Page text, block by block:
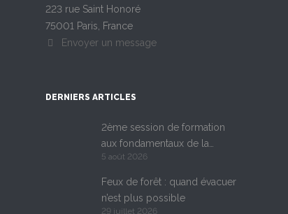
223 rue Saint Honoré
75001 Paris, France
Envoyer un message
DERNIERS ARTICLES
2ème session de formation
aux fondamentaux de la
conception des bunkers
5 août 2026
Feux de forêt : quand évacuer
n’est plus possible
29 juillet 2026